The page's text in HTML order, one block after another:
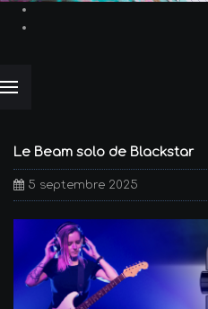
Le Beam solo de Blackstar
5 septembre 2025